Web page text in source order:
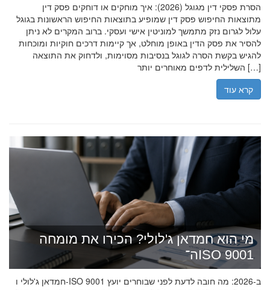
הסרת פסקי דין מגוגל (2026): איך מוחקים או דוחקים פסק דין
מתוצאות החיפוש פסק דין שמופיע בתוצאות החיפוש הראשונות בגוגל
עלול לגרום נזק מתמשך למוניטין אישי ועסקי. ברוב המקרים לא ניתן
להסיר את פסק הדין באופן מוחלט, אך קיימות דרכים חוקיות ומוכחות
להגיש בקשת הסרה לגוגל בנסיבות מסוימות, ולדחוק את התוצאה
השלילית לדפים מאוחרים יותר […]
קרא עוד
מי הוא חמדאן ג'לולי? הכירו את מומחה
ה־ISO 9001
חמדאן ג'לולי ו-ISO 9001 ב-2026: מה חובה לדעת לפני שבוחרים יועץ